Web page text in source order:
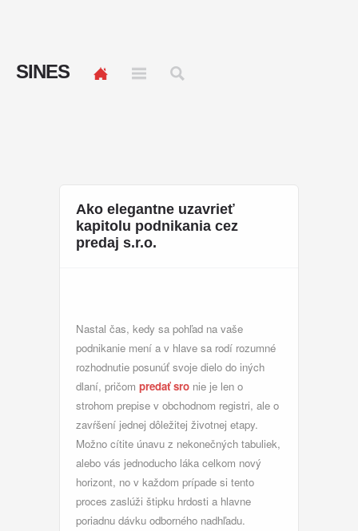
SINES
Ako elegantne uzavrieť
kapitolu podnikania cez
predaj s.r.o.
Nastal čas, kedy sa pohľad na vaše
podnikanie mení a v hlave sa rodí rozumné
rozhodnutie posunúť svoje dielo do iných
dlaní, pričom predať sro nie je len o
strohom prepise v obchodnom registri, ale o
zavŕšení jednej dôležitej životnej etapy.
Možno cítite únavu z nekonečných tabuliek,
alebo vás jednoducho láka celkom nový
horizont, no v každom prípade si tento
proces zaslúži štipku hrdosti a hlavne
poriadnu dávku odborného nadhľadu.